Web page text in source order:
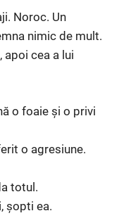
Noroc. Un
nimic de mult.
apoi cea a lui
o foaie și o privi
o agresiune.
totul.
șopti ea.